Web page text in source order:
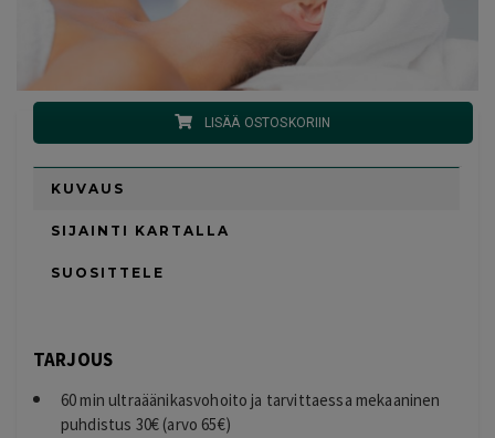
LISÄÄ OSTOSKORIIN
KUVAUS
SIJAINTI KARTALLA
SUOSITTELE
TARJOUS
60 min ultraäänikasvohoito ja tarvittaessa mekaaninen
puhdistus 30€ (arvo 65€)